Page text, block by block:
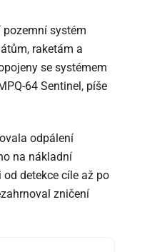
systém
raketám a
se systémem
64 Sentinel, píše
odpálení
na nákladní
detekce cíle až po
zničení